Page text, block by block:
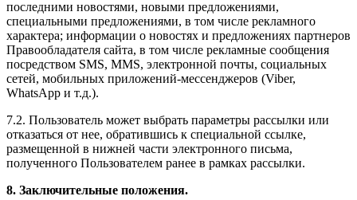
последними новостями, новыми предложениями,
специальными предложениями, в том числе рекламного
характера; информации о новостях и предложениях партнеров
Правообладателя сайта, в том числе рекламные сообщения
посредством SMS, MMS, электронной почты, социальных
сетей, мобильных приложений-мессенджеров (Viber,
WhatsApp и т.д.).
7.2. Пользователь может выбрать параметры рассылки или
отказаться от нее, обратившись к специальной ссылке,
размещенной в нижней части электронного письма,
полученного Пользователем ранее в рамках рассылки.
8. Заключительные положения.